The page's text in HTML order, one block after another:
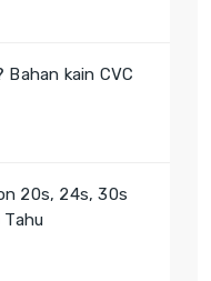
Bahan kain CVC
20s, 24s, 30s
Tahu